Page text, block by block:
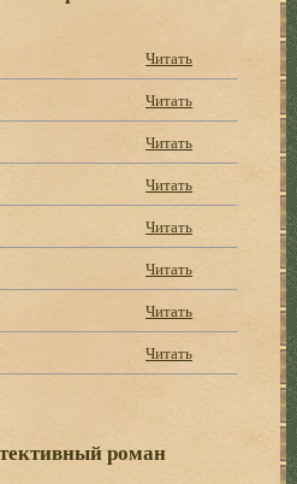
Читать
Читать
Читать
Читать
Читать
Читать
Читать
Читать
роман